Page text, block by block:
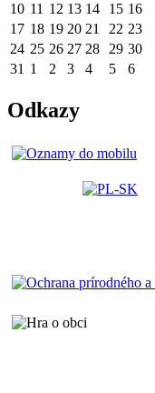
10 11 12 13 14 15 16
17 18 19 20 21 22 23
24 25 26 27 28 29 30
31 1 2 3 4 5 6
Odkazy